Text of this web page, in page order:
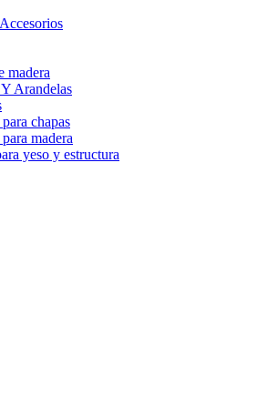
madera
Arandelas
chapas
madera
yeso y estructura